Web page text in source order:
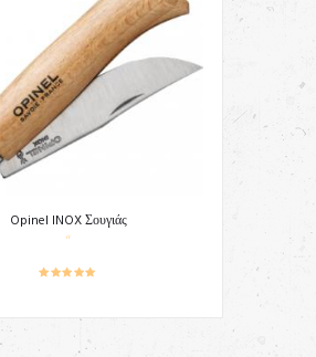
Opinel INOX Σουγιάς